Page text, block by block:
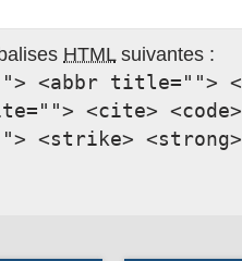
HTMLsuivantes :
<abbr title="">
<cite>
<strike> <strong>